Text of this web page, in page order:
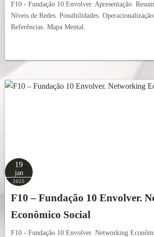
F10 - Fundação 10 Envolver. Apresentação.
Níveis de Redes. Possibilidades.
Referências. Mapa Mental.
19
jan
2025
F10 – Fundação 10 Envolver.
Econômico Social
F10 - Fundação 10 Envolver. Networking